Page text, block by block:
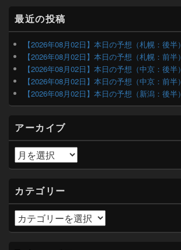
イ
ン
サ
イ
バ
ー
ウ
ィ
ェ
ッ
ト
リ
最近の投稿
【2026年08月02日】本日の予想（札幌：後半）
【2026年08月02日】本日の予想（札幌：前半）
【2026年08月02日】本日の予想（中京：後半）
【2026年08月02日】本日の予想（中京：前半）
【2026年08月02日】本日の予想（新潟：後半）
アーカイブ
ア
ー
イ
ブ
カテゴリー
カ
テ